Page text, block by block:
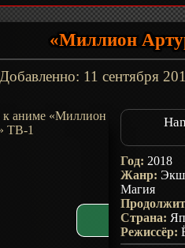
«Миллион
Добавленно: 11 сентября
Год: 2018
Жанр:
Магия
Страна:
Режиссёр: